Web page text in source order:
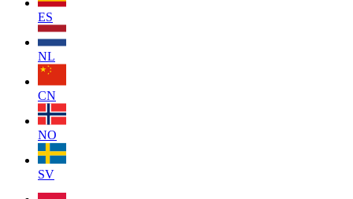
ES
NL
CN
NO
SV